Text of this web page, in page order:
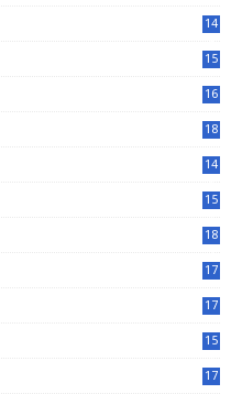
14
15
16
18
14
15
18
17
17
15
17